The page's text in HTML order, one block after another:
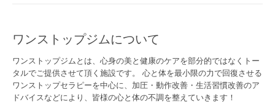
ビ
ゲ
ー
シ
ワンストップジムについて
ワンストップジムとは、心身の美と健康のケアを部分的ではなくトー
タルでご提供させて頂く施設です。 心と体を最小限の力で回復させる
ワンストップセラピーを中心に、加圧・動作改善・生活習慣改善のア
ドバイスなどにより、皆様の心と体の不調を整えていきます！